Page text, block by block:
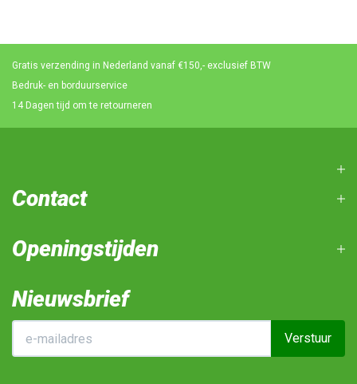
Gratis verzending in Nederland vanaf €150,- exclusief BTW
Bedruk- en borduurservice
14 Dagen tijd om te retourneren
Contact
Openingstijden
Nieuwsbrief
Verstuur